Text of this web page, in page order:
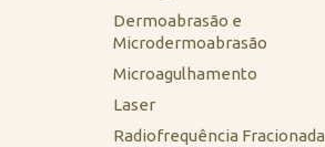
Dermoabrasão e
Microdermoabrasão
Microagulhamento
Laser
Radiofrequência Fracionada